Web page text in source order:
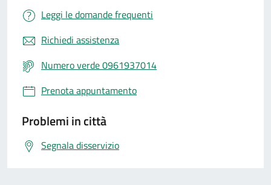
Leggi le domande frequenti
Richiedi assistenza
Numero verde 0961937014
Prenota appuntamento
Problemi in città
Segnala disservizio